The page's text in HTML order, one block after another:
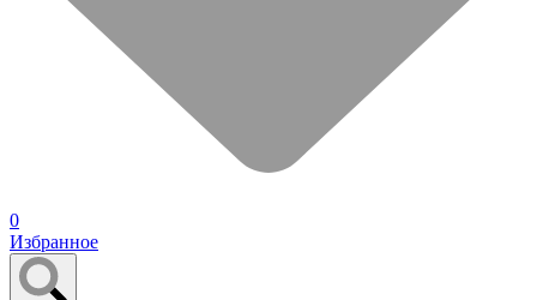
0
Избранное